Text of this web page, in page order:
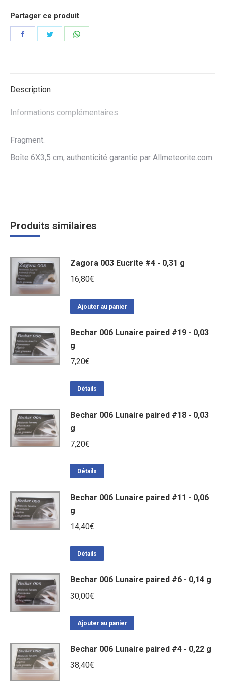
Partager ce produit
Partager Partager
Description
Informations complémentaires
Fragment.
Boîte 6X3,5 cm, authenticité garantie par Allmeteorite.com.
Produits similaires
Zagora 003 Eucrite #4 - 0,31 g
16,80€
Ajouter au panier
Bechar 006 Lunaire paired #19 - 0,03
g
7,20€
Détails
Bechar 006 Lunaire paired #18 - 0,03
g
7,20€
Détails
Bechar 006 Lunaire paired #11 - 0,06
g
14,40€
Détails
Bechar 006 Lunaire paired #6 - 0,14 g
30,00€
Ajouter au panier
Bechar 006 Lunaire paired #4 - 0,22 g
38,40€